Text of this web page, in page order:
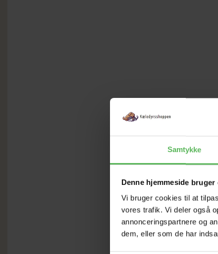
Samtykke
Denne hjemmeside bruger
Vi bruger cookies til at
vores trafik. Vi deler også
annonceringspartnere og
dem, eller som de har